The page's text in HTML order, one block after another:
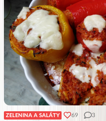
ZELENINA A SALÁTY 69 3